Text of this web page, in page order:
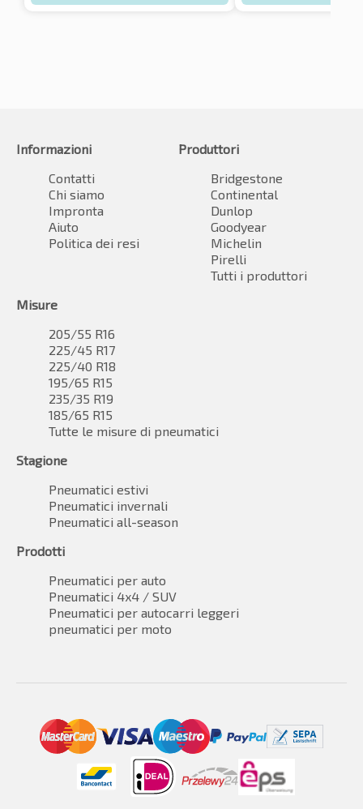
Informazioni
Contatti
Chi siamo
Impronta
Aiuto
Politica dei resi
Produttori
Bridgestone
Continental
Dunlop
Goodyear
Michelin
Pirelli
Tutti i produttori
Misure
205/55 R16
225/45 R17
225/40 R18
195/65 R15
235/35 R19
185/65 R15
Tutte le misure di pneumatici
Stagione
Pneumatici estivi
Pneumatici invernali
Pneumatici all-season
Prodotti
Pneumatici per auto
Pneumatici 4x4 / SUV
Pneumatici per autocarri leggeri
pneumatici per moto